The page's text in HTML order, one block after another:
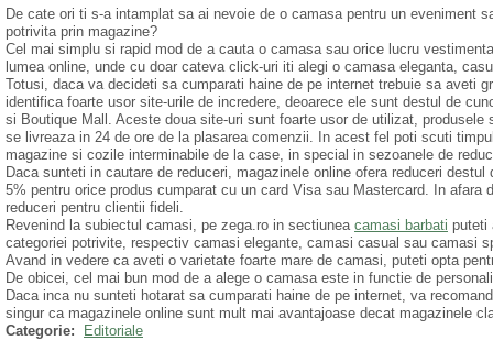
De cate ori ti s-a intamplat sa ai nevoie de o camasa pentru un eveniment
potrivita prin magazine?
Cel mai simplu si rapid mod de a cauta o camasa sau orice lucru
lumea online, unde cu doar cateva click-uri iti alegi o camasa eleganta,
Totusi, daca va decideti sa cumparati haine de pe internet trebuie sa aveti
identifica foarte usor site-urile de incredere, deoarece ele sunt destul de
si Boutique Mall. Aceste doua site-uri sunt foarte usor de utilizat,
se livreaza in 24 de ore de la plasarea comenzii. In acest fel poti scuti
magazine si cozile interminabile de la case, in special in sezoanele de
Daca sunteti in cautare de reduceri, magazinele online ofera reduceri
5% pentru orice produs cumparat cu un card Visa sau Mastercard. In afara
reduceri pentru clientii fideli.
Revenind la subiectul camasi, pe zega.ro in sectiunea camasi barbati puteti
categoriei potrivite, respectiv camasi elegante, camasi casual sau camasi
Avand in vedere ca aveti o varietate foarte mare de camasi, puteti opta
De obicei, cel mai bun mod de a alege o camasa este in functie de
Daca inca nu sunteti hotarat sa cumparati haine de pe internet, va
singur ca magazinele online sunt mult mai avantajoase decat magazinele
Categorie:
Editoriale